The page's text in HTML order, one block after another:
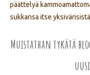
päättelyä
sukkansa itse
Muistathan tykätä